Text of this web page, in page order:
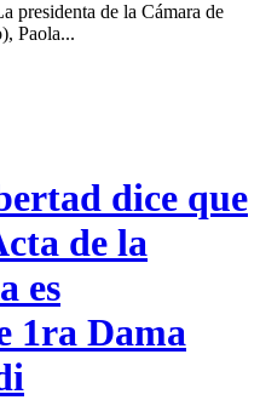
presidenta de la Cámara de
Paola...
dice que
de la
es
1ra Dama